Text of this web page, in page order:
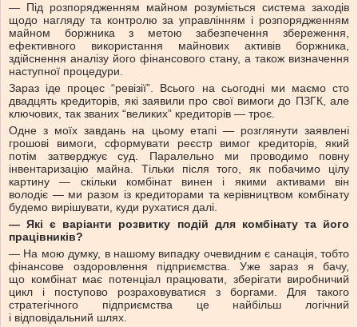
— Під розпорядженням майном розуміється система заходів
щодо нагляду та контролю за управлінням і розпорядженням
майном боржника з метою забезпечення збереження,
ефективного використання майнових активів боржника,
здійснення аналізу його фінансового стану, а також визначення
наступної процедури.
Зараз іде процес “ревізії”. Всього на сьогодні ми маємо сто
двадцять кредиторів, які заявили про свої вимоги до ПЗГК, але
ключових, так званих “великих” кредиторів — троє.
Одне з моїх завдань на цьому етапі — розглянути заявлені
грошові вимоги, сформувати реєстр вимог кредиторів, який
потім затверджує суд. Паралельно ми проводимо повну
інвентаризацію майна. Тільки після того, як побачимо цілу
картину — скільки комбінат винен і якими активами він
володіє — ми разом із кредиторами та керівництвом комбінату
будемо вирішувати, куди рухатися далі.
— Які є варіанти розвитку подій для комбінату та його
працівників?
— На мою думку, в нашому випадку очевидним є санація, тобто
фінансове оздоровлення підприємства. Уже зараз я бачу,
що комбінат має потенціал працювати, зберігати виробничий
цикл і поступово розраховуватися з боргами. Для такого
стратегічного підприємства це найбільш логічний
і відповідальний шлях.